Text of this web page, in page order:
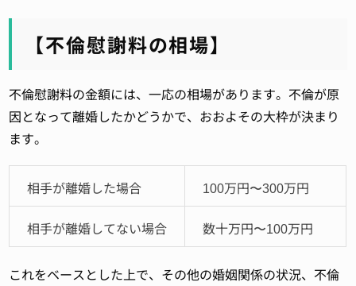
【不倫慰謝料の相場】
不倫慰謝料の金額には、一応の相場があります。不倫が原
因となって離婚したかどうかで、おおよその大枠が決まり
ます。
相手が離婚した場合 100万円〜300万円
相手が離婚してない場合 数十万円〜100万円
これをベースとした上で、その他の婚姻関係の状況、不倫